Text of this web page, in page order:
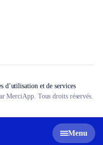
Menu
d’utilisation et de services
MerciApp. Tous droits réservés.